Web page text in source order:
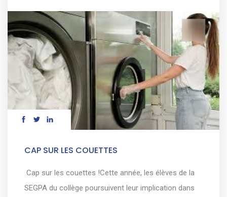
CAP SUR LES COUETTES
Cap sur les couettes !Cette année, les élèves de la
SEGPA du collège poursuivent leur implication dans